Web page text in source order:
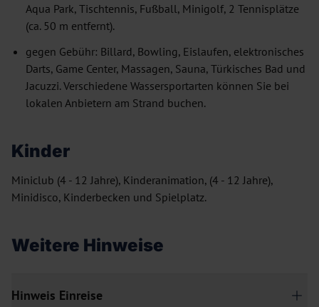
Aqua Park, Tischtennis, Fußball, Minigolf, 2 Tennisplätze
(ca. 50 m entfernt).
gegen Gebühr: Billard, Bowling, Eislaufen, elektronisches
Darts, Game Center, Massagen, Sauna, Türkisches Bad und
Jacuzzi. Verschiedene Wassersportarten können Sie bei
lokalen Anbietern am Strand buchen.
Kinder
Miniclub (4 - 12 Jahre), Kinderanimation, (4 - 12 Jahre),
Minidisco, Kinderbecken und Spielplatz.
Weitere Hinweise
Hinweis Einreise